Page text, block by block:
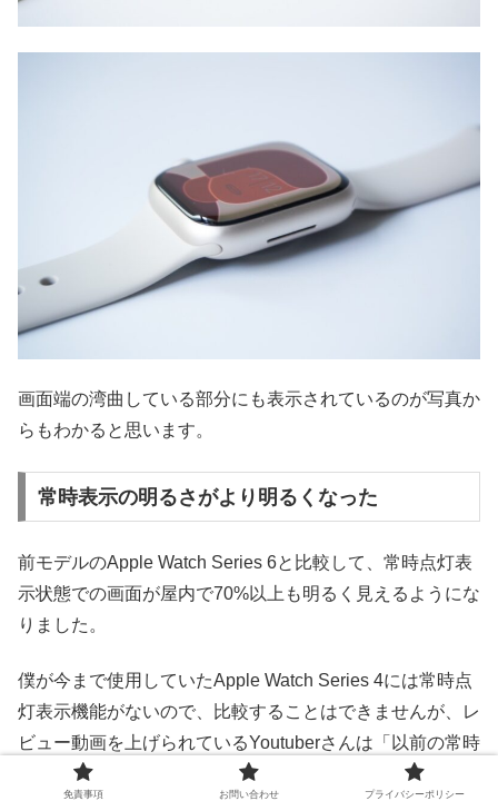
画面端の湾曲している部分にも表示されているのが写真か
らもわかると思います。
常時表示の明るさがより明るくなった
前モデルのApple Watch Series 6と比較して、常時点灯表
示状態での画面が屋内で70%以上も明るく見えるようにな
りました。
僕が今まで使用していたApple Watch Series 4には常時点
灯表示機能がないので、比較することはできませんが、レ
ビュー動画を上げられているYoutuberさんは「以前の常時
表示は少し暗くて見えなかったからちょうど良い程度の明
るさになったおかげで見えやすくなった」とおっしゃられ
免責事項 お問い合わせ プライバシーポリシー